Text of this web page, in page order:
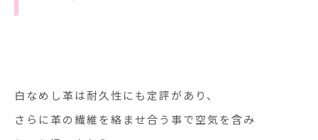
白なめし革は耐久性にも定評があり、
さらに革の繊維を絡ませ合う事で空気を含み